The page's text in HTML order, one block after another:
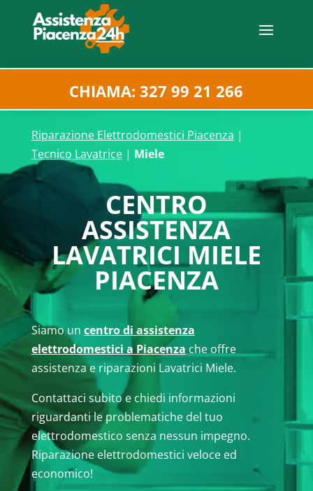
CHIAMA: 327 99 21 266
Riparazione Elettrodomestici Piacenza |
Tecnico Lavatrice| Miele
CENTRO
ASSISTENZA
LAVATRICI MIELE
PIACENZA
Siamo un centro di assistenza
elettrodomestici a Piacenza che offre
assistenza e riparazioni Lavatrici Miele.
Contattaci subito e chiedi informazioni
riguardanti le problematiche del tuo
elettrodomestico senza nessun impegno.
Riparazione elettrodomestici veloce ed
economico!